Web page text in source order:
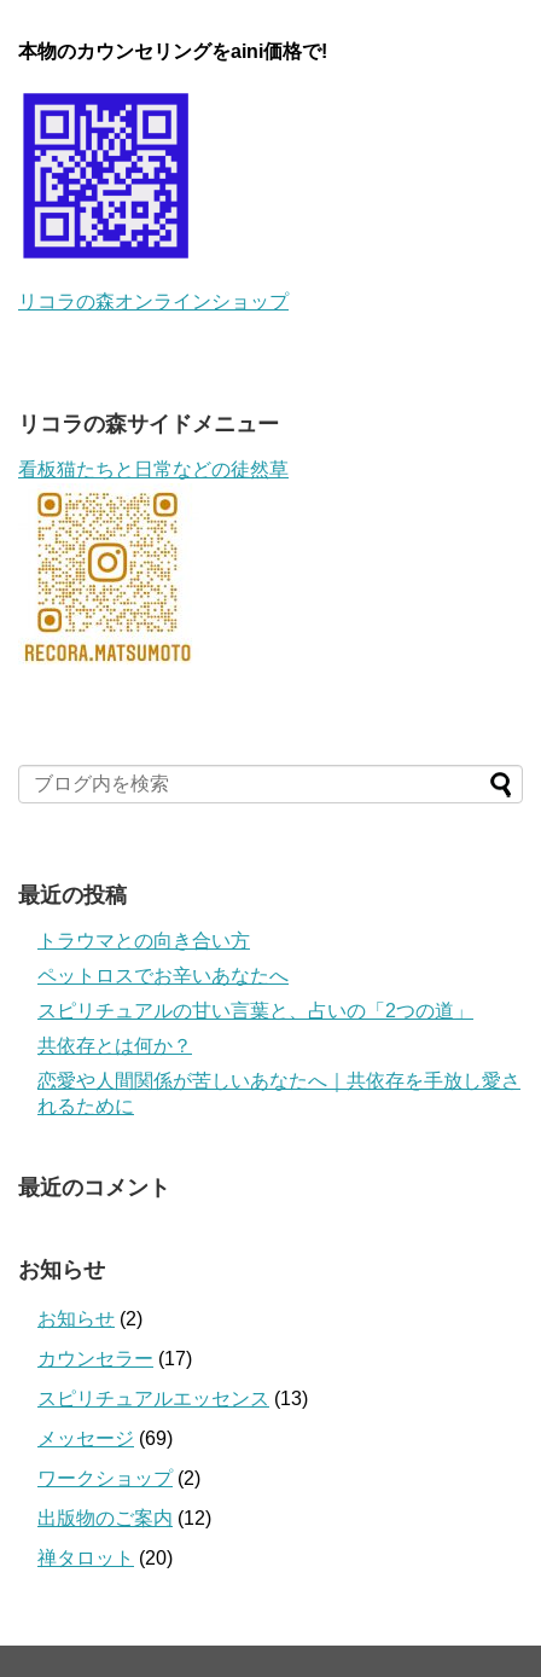
本物のカウンセリングをaini価格で!
リコラの森オンラインショップ
リコラの森サイドメニュー
看板猫たちと日常などの徒然草
最近の投稿
トラウマとの向き合い方
ペットロスでお辛いあなたへ
スピリチュアルの甘い言葉と、占いの「2つの道」
共依存とは何か？
恋愛や人間関係が苦しいあなたへ｜共依存を手放し愛さ
れるために
最近のコメント
お知らせ
お知らせ (2)
カウンセラー (17)
スピリチュアルエッセンス (13)
メッセージ (69)
ワークショップ(2)
出版物のご案内 (12)
禅タロット (20)